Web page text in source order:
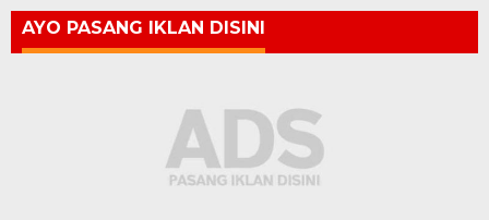
AYO PASANG IKLAN DISINI